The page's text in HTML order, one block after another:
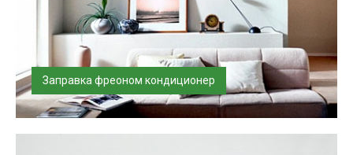
Заправка фреоном кондиционер
Осуществляем полную заправку и дозаправку сплит-